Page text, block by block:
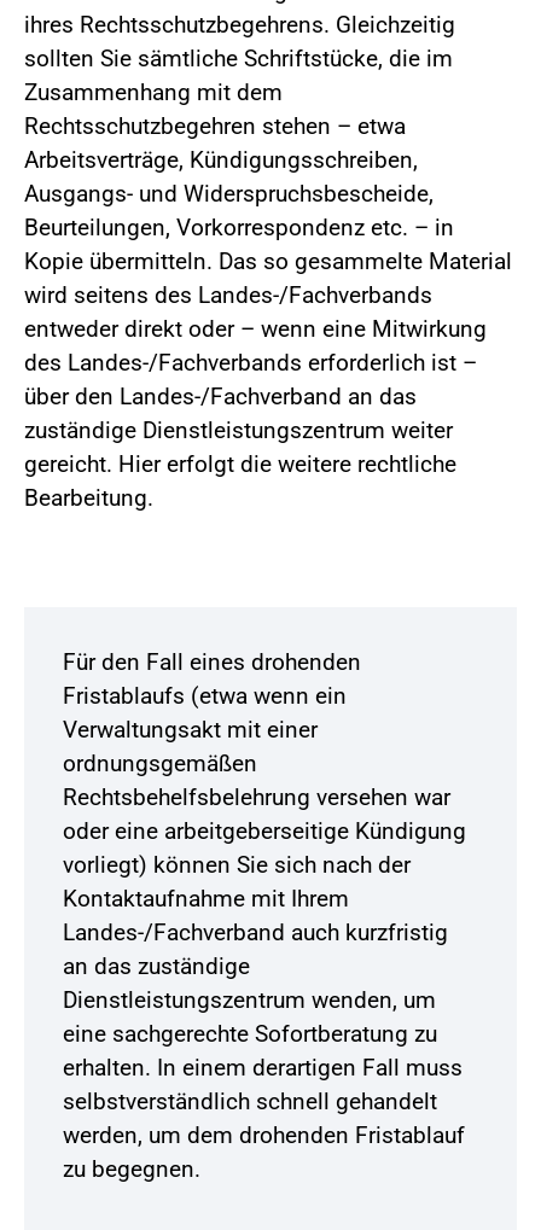
ihres Rechtsschutzbegehrens. Gleichzeitig
sollten Sie sämtliche Schriftstücke, die im
Zusammenhang mit dem
Rechtsschutzbegehren stehen – etwa
Arbeitsverträge, Kündigungsschreiben,
Ausgangs- und Widerspruchsbescheide,
Beurteilungen, Vorkorrespondenz etc. – in
Kopie übermitteln. Das so gesammelte Material
wird seitens des Landes-/Fachverbands
entweder direkt oder – wenn eine Mitwirkung
des Landes-/Fachverbands erforderlich ist –
über den Landes-/Fachverband an das
zuständige Dienstleistungszentrum weiter
gereicht. Hier erfolgt die weitere rechtliche
Bearbeitung.
Für den Fall eines drohenden
Fristablaufs (etwa wenn ein
Verwaltungsakt mit einer
ordnungsgemäßen
Rechtsbehelfsbelehrung versehen war
oder eine arbeitgeberseitige Kündigung
vorliegt) können Sie sich nach der
Kontaktaufnahme mit Ihrem
Landes-/Fachverband auch kurzfristig
an das zuständige
Dienstleistungszentrum wenden, um
eine sachgerechte Sofortberatung zu
erhalten. In einem derartigen Fall muss
selbstverständlich schnell gehandelt
werden, um dem drohenden Fristablauf
zu begegnen.